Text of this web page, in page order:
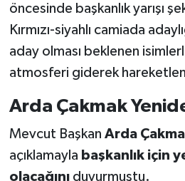
öncesinde başkanlık yarışı
Kırmızı-siyahlı camiada
aday olması beklenen
atmosferi giderek
Arda Çakmak
Mevcut Başkan Arda
açıklamayla başkanlık için
olacağınıduyurmuştu.